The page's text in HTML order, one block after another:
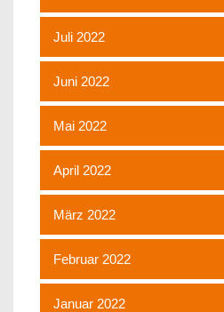
Juli 2022
Juni 2022
Mai 2022
April 2022
März 2022
Februar 2022
Januar 2022